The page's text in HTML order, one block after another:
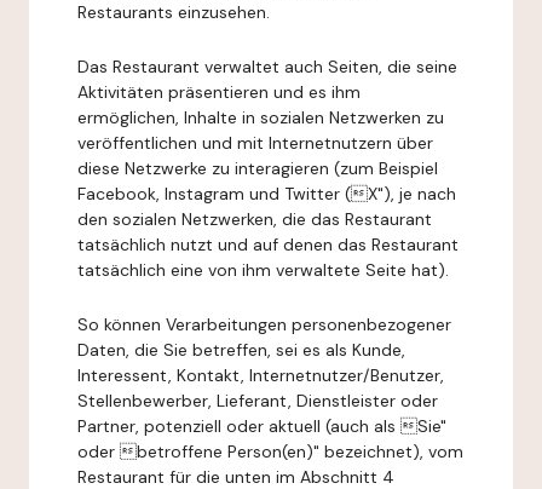
Restaurants einzusehen.
Das Restaurant verwaltet auch Seiten, die seine
Aktivitäten präsentieren und es ihm
ermöglichen, Inhalte in sozialen Netzwerken zu
veröffentlichen und mit Internetnutzern über
diese Netzwerke zu interagieren (zum Beispiel
Facebook, Instagram und Twitter (X"), je nach
den sozialen Netzwerken, die das Restaurant
tatsächlich nutzt und auf denen das Restaurant
tatsächlich eine von ihm verwaltete Seite hat).
So können Verarbeitungen personenbezogener
Daten, die Sie betreffen, sei es als Kunde,
Interessent, Kontakt, Internetnutzer/Benutzer,
Stellenbewerber, Lieferant, Dienstleister oder
Partner, potenziell oder aktuell (auch als Sie"
oder betroffene Person(en)" bezeichnet), vom
Restaurant für die unten im Abschnitt 4